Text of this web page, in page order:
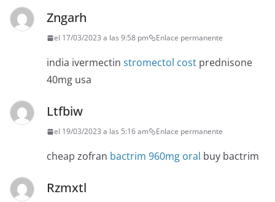
Zngarh
el 17/03/2023 a las 9:58 pm Enlace permanente
india ivermectin stromectol cost prednisone
40mg usa
Ltfbiw
el 19/03/2023 a las 5:16 am Enlace permanente
cheap zofran bactrim 960mg oral buy bactrim
Rzmxtl